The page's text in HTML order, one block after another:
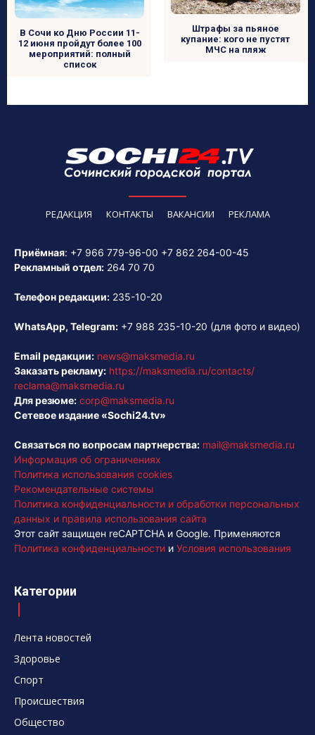
В Сочи ко Дню России 11-
12 июня пройдут более 100
мероприятий: полный
список
Штрафы за пьяное
купание: кого не пустят
МЧС на пляж
РЕДАКЦИЯ КОНТАКТЫ ВАКАНСИИ РЕКЛАМА
Приёмная: +7 966 779-96-00 +7 862 264-00-45
Рекламный отдел: 264 70 70
Телефон редакции: 235-10-20
WhatsApp, Telegram: +7 988 235-10-20 (для фото и видео)
Email редакции: news@maksmedia.ru
Заказать рекламу: https://maksmedia.ru/contacts/
reclama@maksmedia.ru
Для резюме: corp@maksmedia.ru
Сетевое издание «Sochi24.tv»
Связаться по вопросам партнерства: mail@maksmedia.ru
Информация об ограничениях
Политика использования cookies
Рекомендательные системы
Политика конфиденциальности и обработки персональных
данных и правила использования сайта
Этот сайт защищен reCAPTCHA и Google. Применяются
Политика конфиденциальности и Условия использования
Категории
Лента новостей
Здоровье
Спорт
Происшествия
Общество